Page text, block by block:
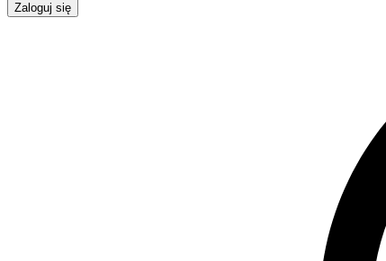
Zaloguj się